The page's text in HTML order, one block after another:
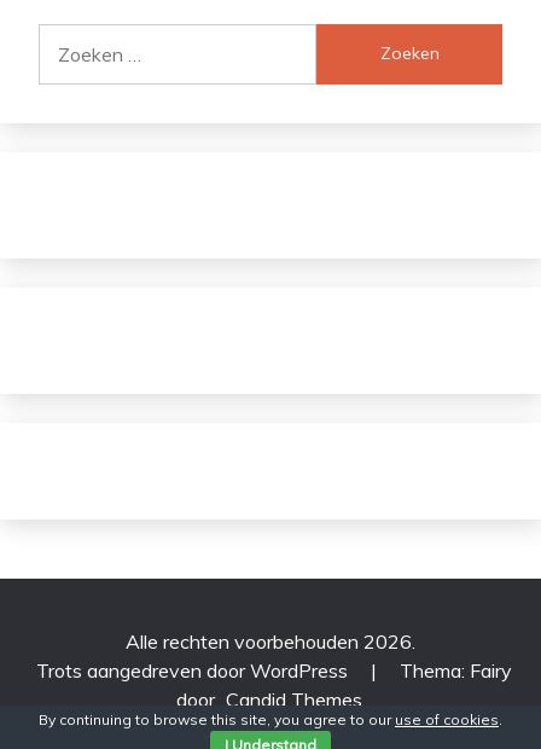
naar:
Alle rechten voorbehouden 2026.
Trots aangedreven door WordPress
|
Thema: Fairy
door Candid Themes
By continuing to browse this site, you agree to our use of cookies.
I Understand